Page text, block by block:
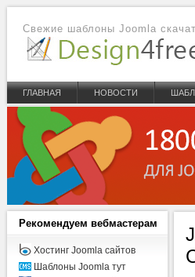
Свежие шаблоны Joomla
ГЛАВНАЯ НОВОСТИ
Рекомендуем вебмастерам
Хостинг Joomla сайтов
Шаблоны Joomla тут